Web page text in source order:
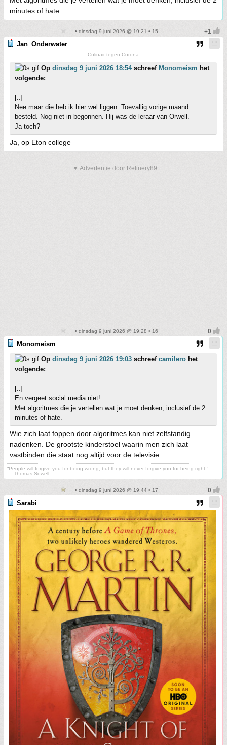
minutes of hate.
• dinsdag 9 juni 2026 @ 19:21 • 15
Jan_Onderwater
Culinair tegen Corona
Op dinsdag 9 juni 2026 18:54schreef Monomeism het
volgende:
[..]
Nee maar die heb ik hier wel liggen. Toevallig vorige maand
besteld. Nog niet in begonnen. Hij was de leraar van Orwell.
Ja toch?
Ja, op Eton college
▼ Advertentie door Refinery89
• dinsdag 9 juni 2026 @ 19:28 • 16
Monomeism
Op dinsdag 9 juni 2026 19:03 schreef camilero het
volgende:
[..]
En vergeet social media niet!
Met algoritmes die je vertellen wat je moet denken, inclusief de 2
minutes of hate.
Wie zich laat foppen door algoritmes kan niet zelfstandig
nadenken. De grootste kinderstoel waarin men zich laat
vastbinden die staat nog altijd voor de televisie
“People will forgive you for being wrong, but they will never forgive you for being right ”
― Thomas Sowell
• dinsdag 9 juni 2026 @ 19:44 • 17
Sarabi